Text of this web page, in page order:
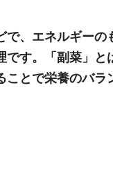
で、エネルギー
す。「副菜」と
とで栄養のバラ